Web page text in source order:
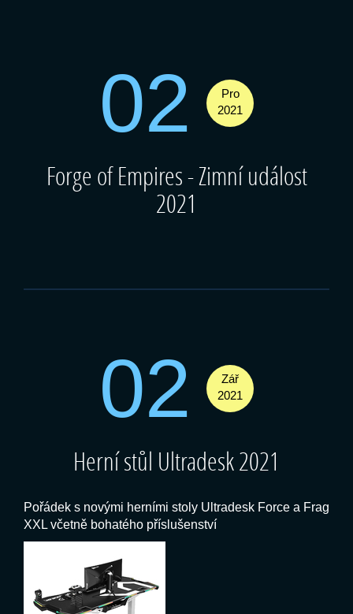
02
Pro
2021
Forge of Empires - Zimní událost
2021
02
Zář
2021
Herní stůl Ultradesk 2021
Pořádek s novými herními stoly Ultradesk Force a Frag
XXL včetně bohatého příslušenství